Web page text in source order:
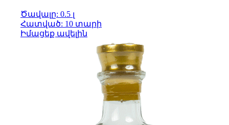
Ծավալը: 0.5 լ
Հատված: 10 տարի
Իմացեք ավելին